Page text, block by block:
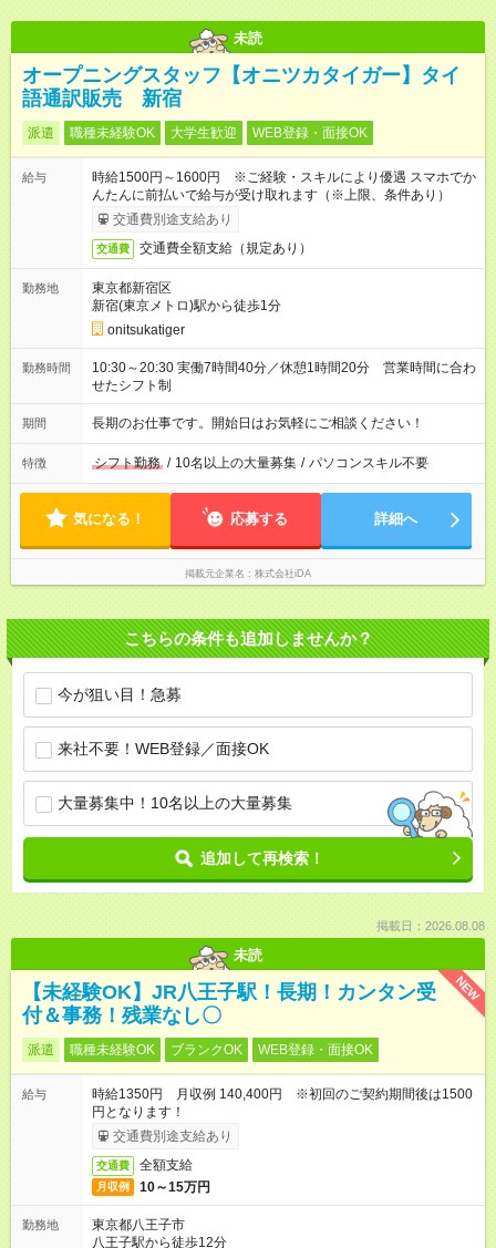
未読
オープニングスタッフ【オニツカタイガー】タイ
語通訳販売 新宿
派遣 職種未経験OK 大学生歓迎 WEB登録・面接OK
給与
時給1500円～1600円 ※ご経験・スキルにより優遇 スマホでか
んたんに前払いで給与が受け取れます（※上限、条件あり）
交通費別途支給あり
交通費 交通費全額支給（規定あり）
勤務地
東京都新宿区
新宿(東京メトロ)駅から徒歩1分
onitsukatiger
勤務時間
10:30～20:30 実働7時間40分／休憩1時間20分 営業時間に合わ
せたシフト制
期間 長期のお仕事です。開始日はお気軽にご相談ください！
特徴 シフト勤務 / 10名以上の大量募集 / パソコンスキル不要
気になる！ 応募する 詳細へ
掲載元企業名 株式会社iDA
こちらの条件も追加しませんか？
今が狙い目！急募
来社不要！WEB登録／面接OK
大量募集中！10名以上の大量募集
追加して再検索！
掲載日：2026.08.08
未読
NEW
【未経験OK】JR八王子駅！長期！カンタン受
付＆事務！残業なし〇
派遣 職種未経験OK ブランクOK WEB登録・面接OK
給与
時給1350円 月収例 140,400円 ※初回のご契約期間後は1500
円となります！
交通費別途支給あり
交通費 全額支給
月収例 10～15万円
勤務地
東京都八王子市
八王子駅から徒歩12分